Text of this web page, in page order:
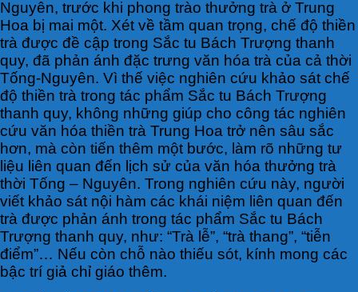
Nguyên, trước khi phong trào thưởng trà ở Trung
Hoa bị mai một. Xét về tầm quan trọng, chế độ thiền
trà được đề cập trong Sắc tu Bách Trượng thanh
quy, đã phản ánh đặc trưng văn hóa trà của cả thời
Tống-Nguyên. Vì thế việc nghiên cứu khảo sát chế
độ thiền trà trong tác phẩm Sắc tu Bách Trượng
thanh quy, không những giúp cho công tác nghiên
cứu văn hóa thiền trà Trung Hoa trở nên sâu sắc
hơn, mà còn tiến thêm một bước, làm rõ những tư
liệu liên quan đến lịch sử của văn hóa thưởng trà
thời Tống – Nguyên. Trong nghiên cứu này, người
viết khảo sát nội hàm các khái niệm liên quan đến
trà được phản ánh trong tác phẩm Sắc tu Bách
Trượng thanh quy, như: “Trà lễ”, “trà thang”, “tiễn
điểm”… Nếu còn chỗ nào thiếu sót, kính mong các
bậc trí giả chỉ giáo thêm.